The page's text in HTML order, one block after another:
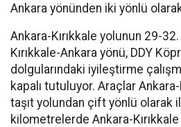
Ankara yönünden iki yönlü
Ankara-Kırıkkale yolunun 29-
Kırıkkale-Ankara yönü, DDY
dolgularındaki iyileştirme
kapalı tutuluyor. Araçlar
taşıt yolundan çift yönlü olarak
kilometrelerde Ankara-